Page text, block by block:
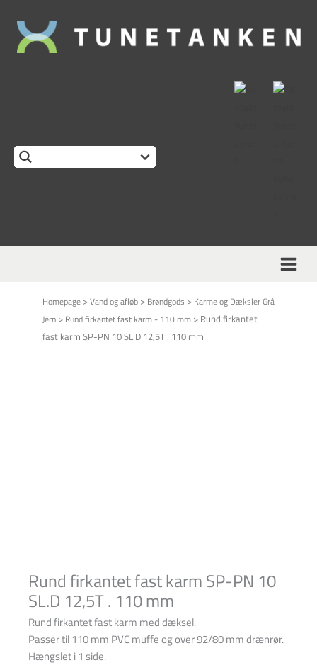
Homepage >Vand og afløb > Brøndgods > Karme og Dæksler Grå
Jern > Rund firkantet fast karm - 110 mm > Rund firkantet
fast karm SP-PN 10 SL.D 12,5T . 110 mm
Rund firkantet fast karm SP-PN 10
SL.D 12,5T . 110 mm
Rund firkantet fast karm med dæksel.
Passer til 110 mm PVC muffe og over 92/80 mm drænrør.
Hængslet i 1 side.